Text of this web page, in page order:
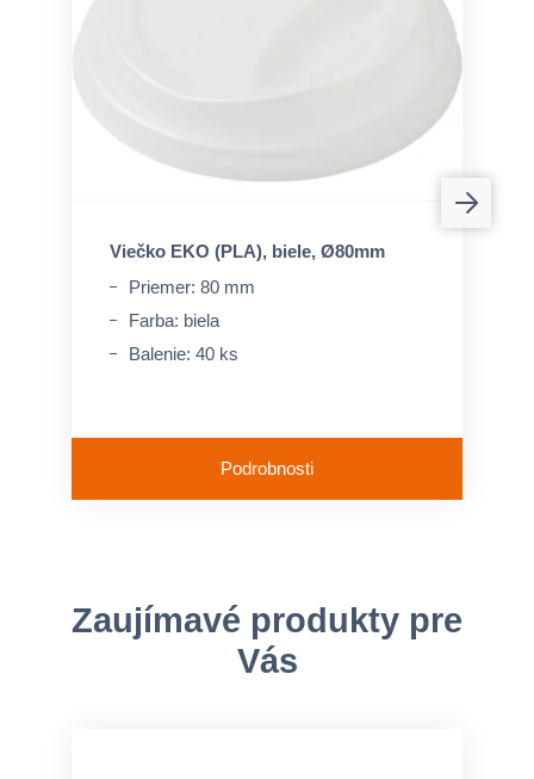
Viečko EKO (PLA), biele, Ø80mm
Priemer: 80 mm
Farba: biela
Balenie: 40 ks
Podrobnosti
Zaujímavé produkty pre
Vás